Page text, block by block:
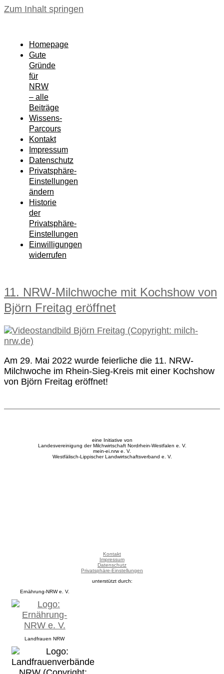
Zum Inhalt springen
Homepage
Gute
Gründe
für
NRW
– alle
Beiträge
Wissens-
Parcours
Kontakt
Impressum
Datenschutz
Privatsphäre-
Einstellungen
ändern
Historie
der
Privatsphäre-
Einstellungen
Einwilligungen
widerrufen
11. NRW-Milchwoche mit Kochshow von
Björn Freitag eröffnet
Am 29. Mai 2022 wurde feierliche die 11. NRW-
Milchwoche im Rhein-Sieg-Kreis mit einer Kochshow
von Björn Freitag eröffnet!
eine Initiative von
Landesvereinigung der Milchwirtschaft Nordrhein-Westfalen e. V.
mein-ei.nrw e. V.
Westfälisch-Lippischer Landwirtschaftsverband e. V.
Kontakt
Impressum
Datenschutz
Privatsphäre-Einstellungen
unterstützt durch:
Ernährung-NRW e. V.
Landfrauen NRW